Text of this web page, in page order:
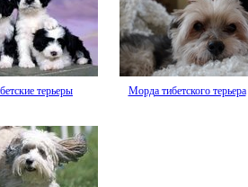
терьеры Морда тибетского терьера